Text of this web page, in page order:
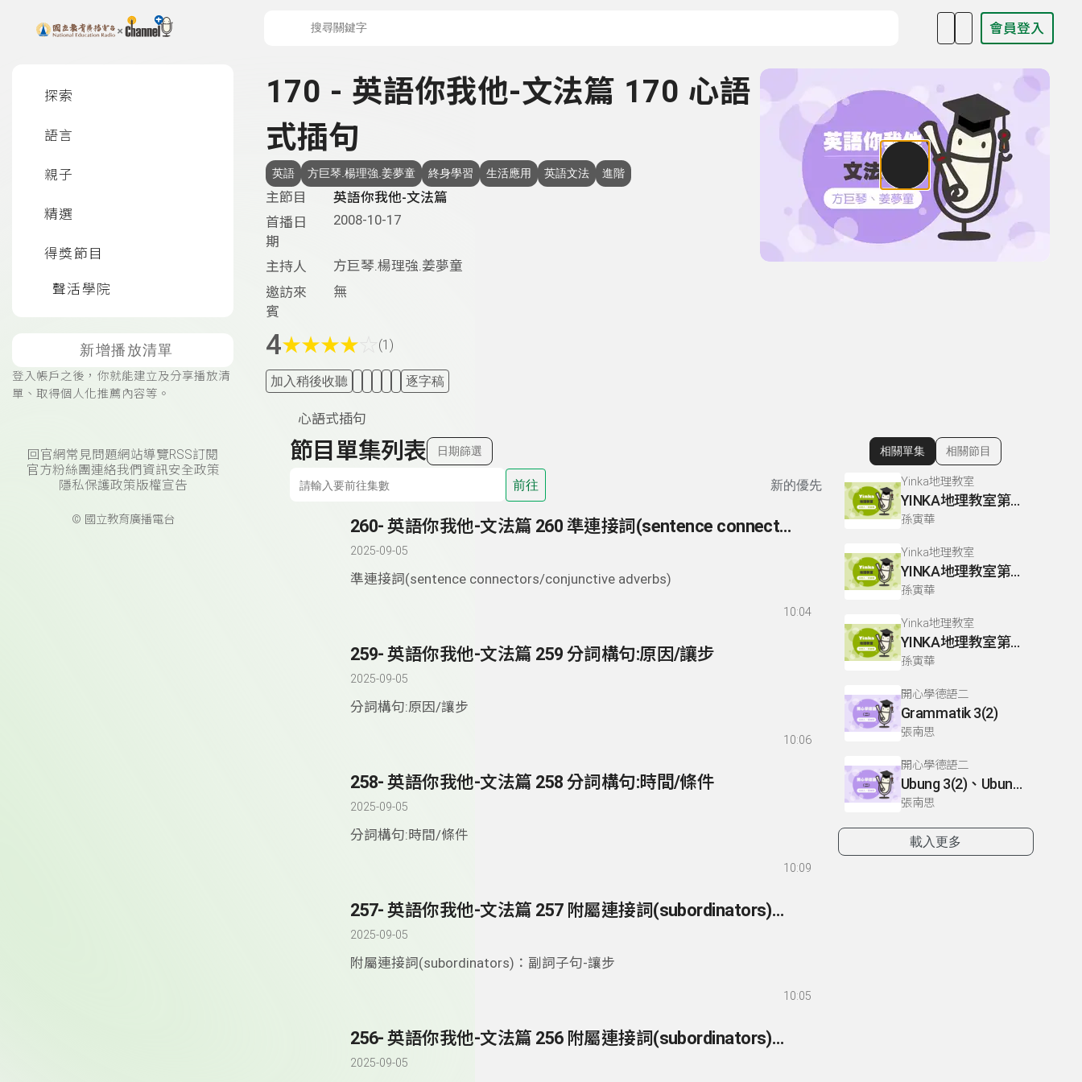
上方功能區塊 會員登入
探索
語言
親子
精選
得獎節目
聲活學院
新增播放清單
登入帳戶之後，你就能建立及分享播放清
單、取得個人化推薦內容等。
回官網常見問題網站導覽RSS訂閱
官方粉絲團連絡我們 資訊安全政策
隱私保護政策版權宣告
© 國立教育廣播電台
170 - 英語你我他-文法篇 170 心語
式插句
英語 方巨琴.楊理強.姜夢童 終身學習 生活應用 英語文法 進階
主節目
英語你我他-文法篇
首播日
期
2008-10-17
主持人
方巨琴.楊理強.姜夢童
邀訪來
賓
無
4★★★★ (1)
加入稍後收聽 逐字稿
心語式插句
節目單集列表 日期篩選
前往 新的優先
260- 英語你我他-文法篇 260 準連接詞(sentence connectors/conjunctive adverbs)
2025-09-05
準連接詞(sentence connectors/conjunctive adverbs)
10:04
259- 英語你我他-文法篇 259 分詞構句:原因/讓步
2025-09-05
分詞構句:原因/讓步
10:06
258- 英語你我他-文法篇 258 分詞構句:時間/條件
2025-09-05
分詞構句:時間/條件
10:09
257- 英語你我他-文法篇 257 附屬連接詞(subordinators)：副詞子句-讓步
2025-09-05
附屬連接詞(subordinators)：副詞子句-讓步
10:05
256- 英語你我他-文法篇 256 附屬連接詞(subordinators)：副詞子句-結果2
2025-09-05
顯示相關單集
相關單集 相關節目
Yinka地理教室
YINKA地理教室第一冊 P158-159
孫寅華
Yinka地理教室
YINKA地理教室第一冊 P67-68
孫寅華
Yinka地理教室
YINKA地理教室第一冊 P124-126
孫寅華
開心學德語二
Grammatik 3(2)
張南思
開心學德語二
Ubung 3(2)、Ubung 4、Dialog 1(1) :Glossar
張南思
載入更多